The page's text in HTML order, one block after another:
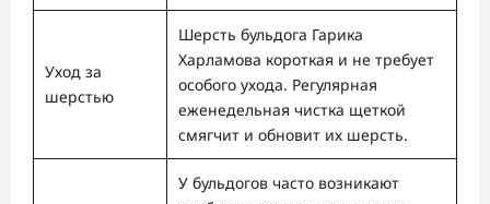
Уход за
шерстью
Шерсть бульдога Гарика
Харламова короткая и не требует
особого ухода. Регулярная
еженедельная чистка щеткой
смягчит и обновит их шерсть.
У бульдогов часто возникают